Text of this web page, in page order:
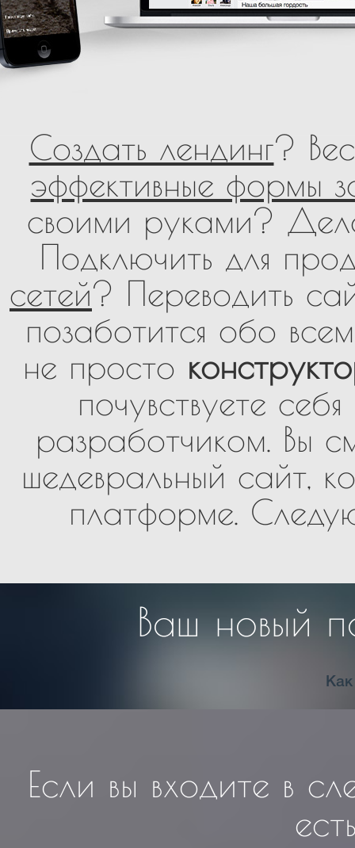
Создать лендинг?
эффективные формы
своими руками?
Подключить для
сетей? Переводить
позаботится обо
не просто
почувствуете
разработчиком. Вы
шедевральный сайт,
платформе.
Ваш новый
Если вы входите в